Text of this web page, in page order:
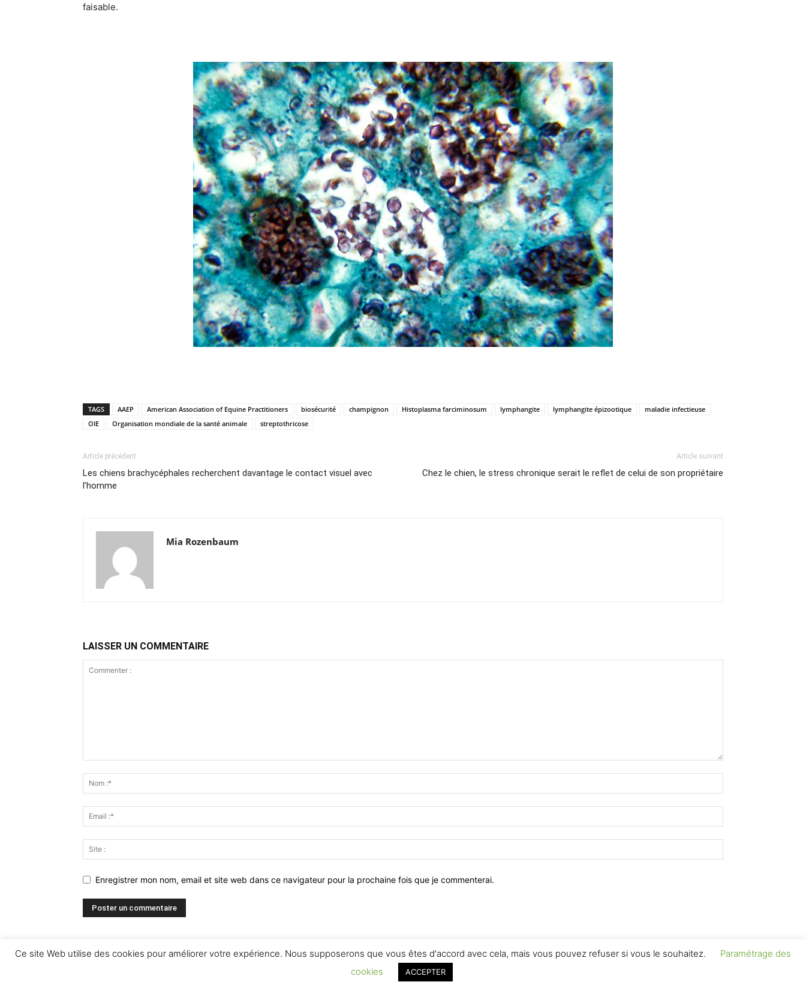
faisable.
TAGS AAEP American Association of Equine Practitioners biosécurité champignon Histoplasma farciminosum lymphangite lymphangite épizootique
maladie infectieuse
OIE
Organisation mondiale de la santé animale streptothricose
Article précédent
Les chiens brachycéphales recherchent davantage le contact visuel avec
l’homme
Article suivant
Chez le chien, le stress chronique serait le reflet de celui de son propriétaire
Mia Rozenbaum
LAISSER UN COMMENTAIRE
Enregistrer mon nom, email et site web dans ce navigateur pour la prochaine fois que je commenterai.
Ce site Web utilise des cookies pour améliorer votre expérience. Nous supposerons que vous êtes d'accord avec cela, mais vous pouvez refuser si vous le souhaitez.
Paramétrage des
cookies
ACCEPTER